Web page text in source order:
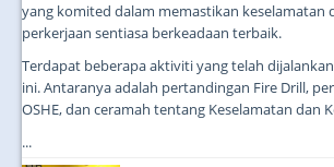
yang komited dalam memastikan keselamatan
perkerjaan sentiasa berkeadaan terbaik.
Terdapat beberapa aktiviti yang telah
ini. Antaranya adalah pertandingan Fire Drill,
OSHE, dan ceramah tentang Keselamatan dan
...